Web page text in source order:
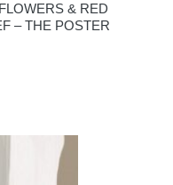
& RED
– THE POSTER